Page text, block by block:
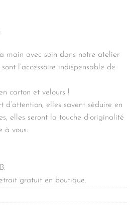
main avec soin dans notre atelier
l’accessoire indispensable de
carton et velours !
d’attention, elles savent séduire en
elles seront la touche d’originalité
à vous.
gratuit en boutique.